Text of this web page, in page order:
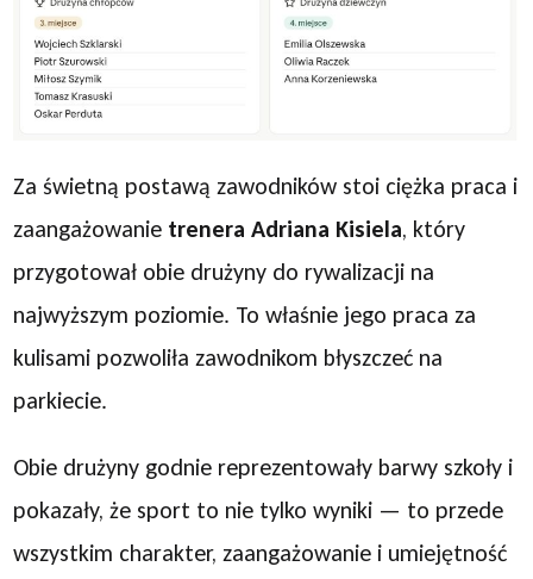
Za świetną postawą zawodników stoi ciężka praca i
zaangażowanie trenera Adriana Kisiela, który
przygotował obie drużyny do rywalizacji na
najwyższym poziomie. To właśnie jego praca za
kulisami pozwoliła zawodnikom błyszczeć na
parkiecie.
Obie drużyny godnie reprezentowały barwy szkoły i
pokazały, że sport to nie tylko wyniki — to przede
wszystkim charakter, zaangażowanie i umiejętność